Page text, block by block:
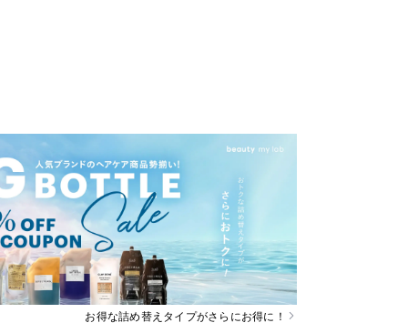
お得な詰め替えタイプがさらにお得に！